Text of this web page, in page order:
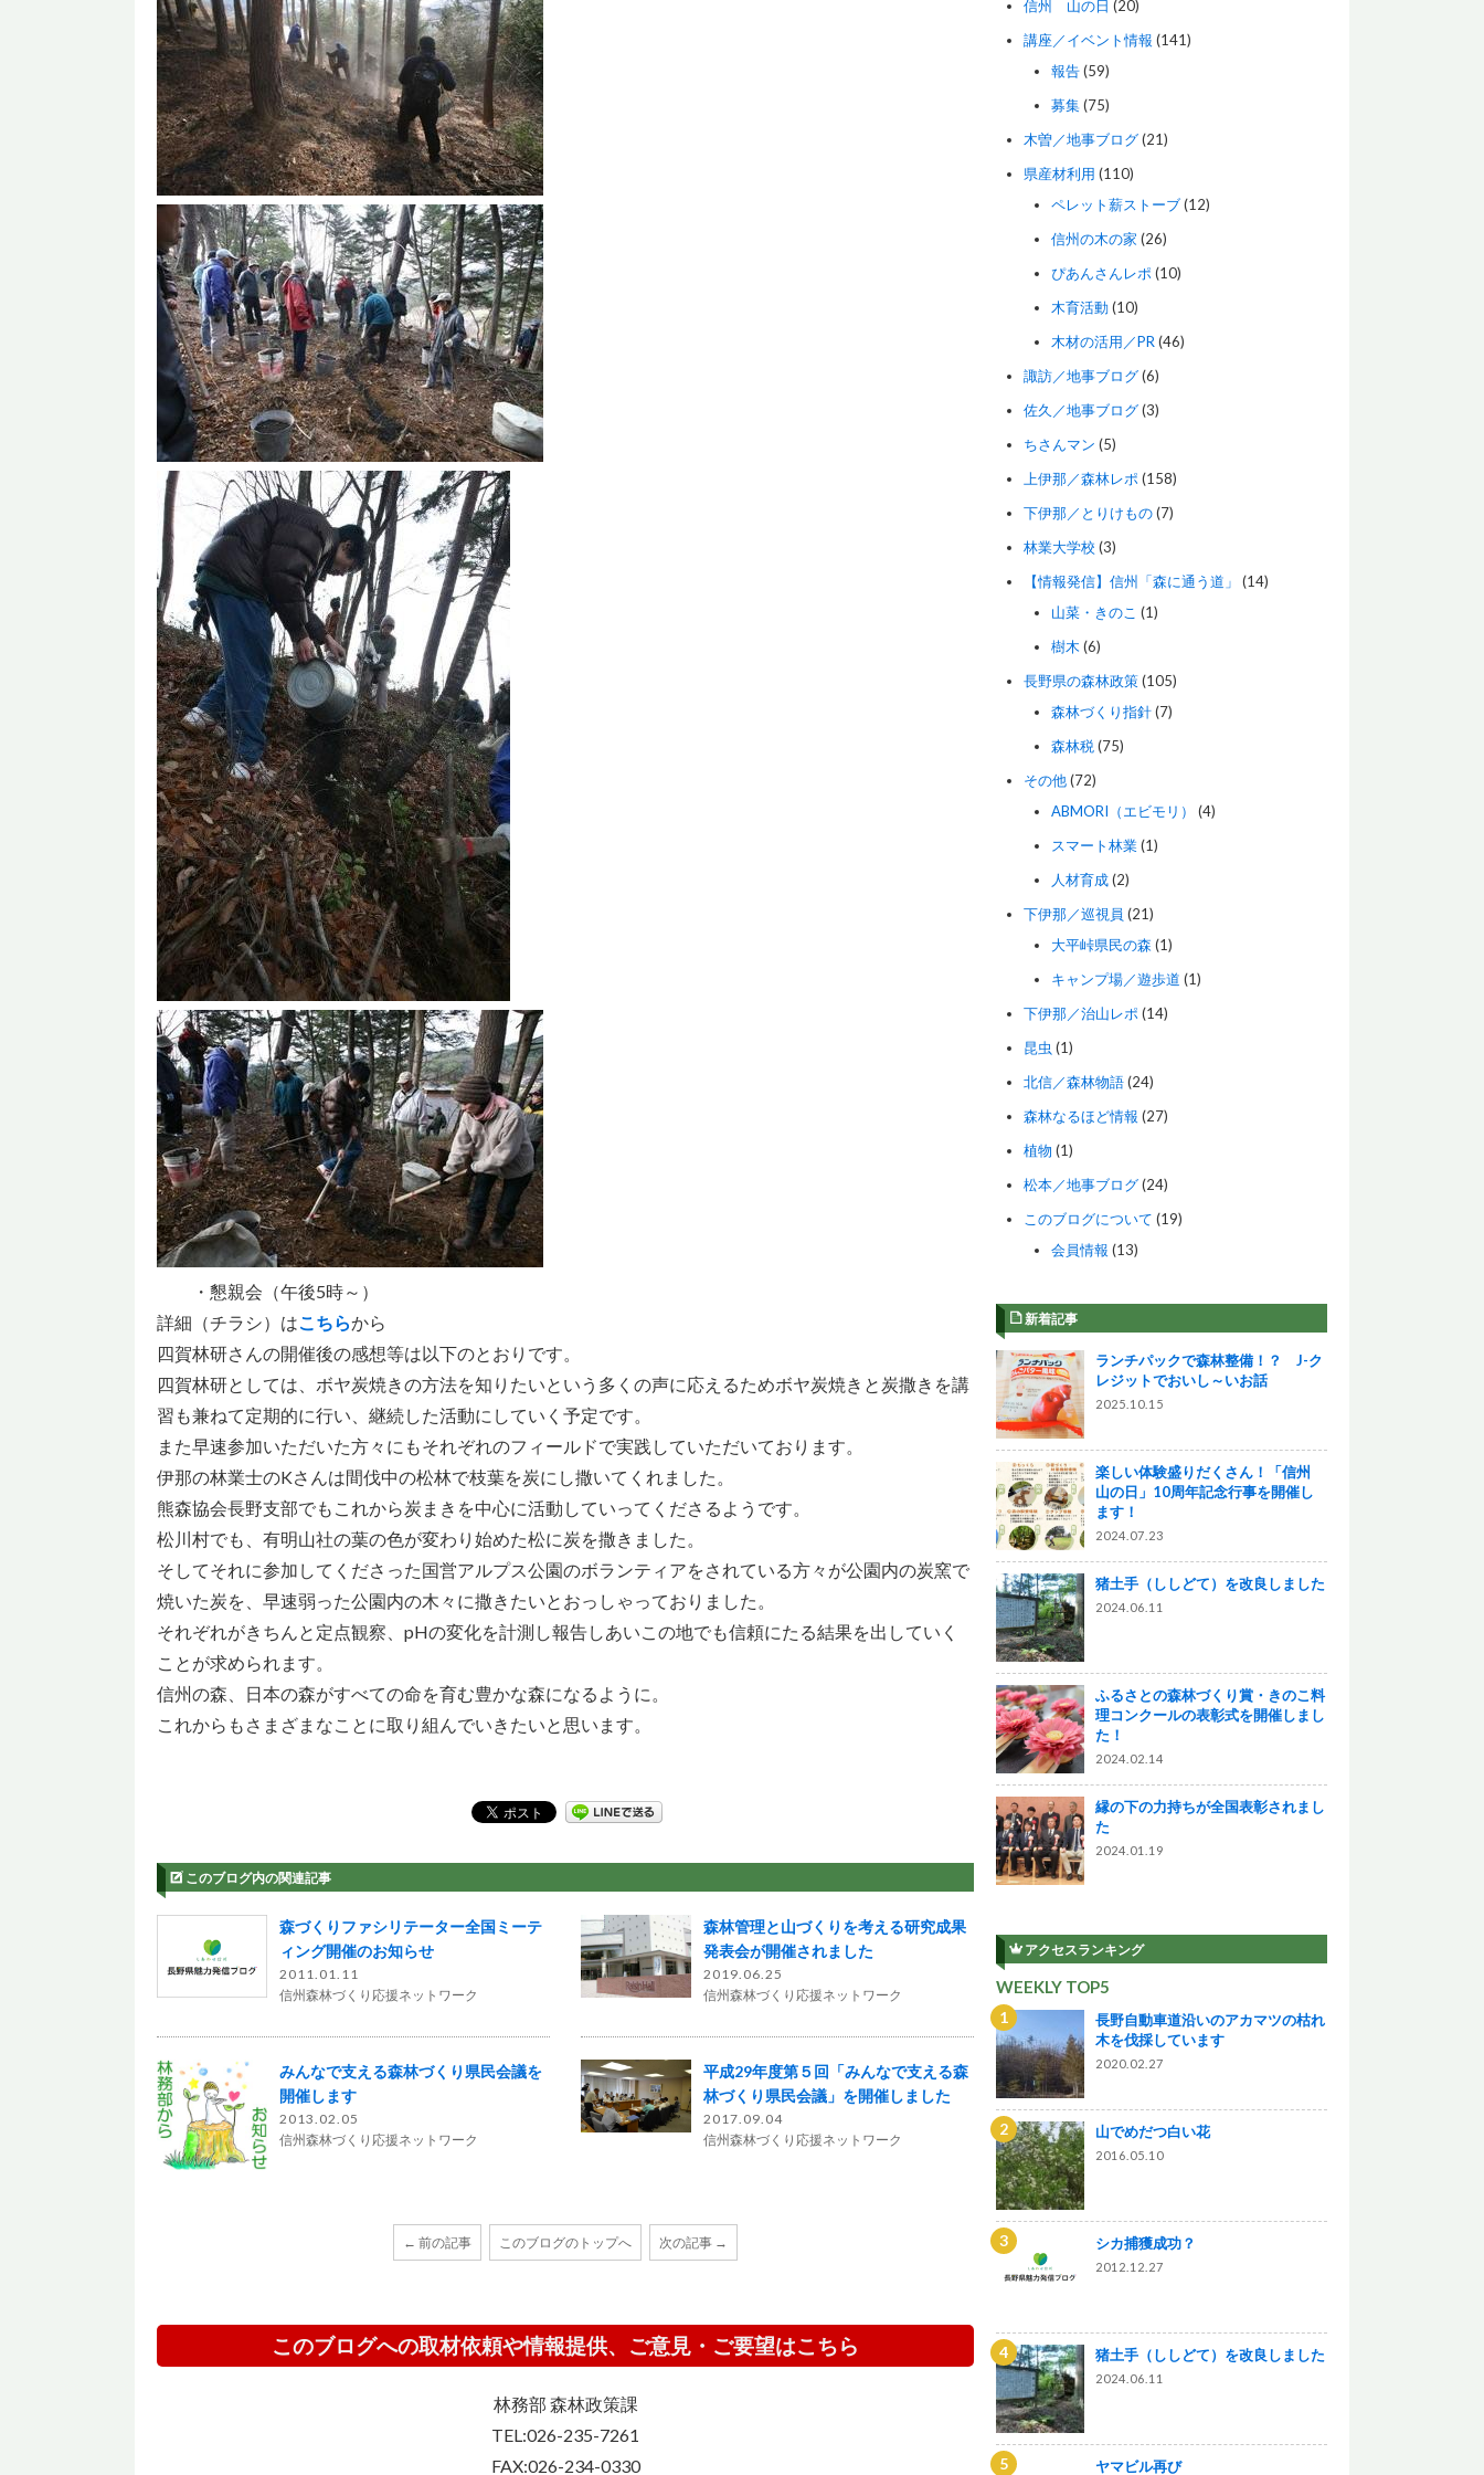
・懇親会（午後5時～）
詳細（チラシ）はこちらから
四賀林研さんの開催後の感想等は以下のとおりです。
四賀林研としては、ボヤ炭焼きの方法を知りたいという多くの声に応えるためボヤ炭焼きと炭撒きを講
習も兼ねて定期的に行い、継続した活動にしていく予定です。
また早速参加いただいた方々にもそれぞれのフィールドで実践していただいております。
伊那の林業士のKさんは間伐中の松林で枝葉を炭にし撒いてくれました。
熊森協会長野支部でもこれから炭まきを中心に活動していってくださるようです。
松川村でも、有明山社の葉の色が変わり始めた松に炭を撒きました。
そしてそれに参加してくださった国営アルプス公園のボランティアをされている方々が公園内の炭窯で
焼いた炭を、早速弱った公園内の木々に撒きたいとおっしゃっておりました。
それぞれがきちんと定点観察、pHの変化を計測し報告しあいこの地でも信頼にたる結果を出していく
ことが求められます。
信州の森、日本の森がすべての命を育む豊かな森になるように。
これからもさまざまなことに取り組んでいきたいと思います。
このブログ内の関連記事
森づくりファシリテーター全国ミーテ
ィング開催のお知らせ
2011.01.11
信州森林づくり応援ネットワーク
森林管理と山づくりを考える研究成果
発表会が開催されました
2019.06.25
信州森林づくり応援ネットワーク
みんなで支える森林づくり県民会議を
開催します
2013.02.05
信州森林づくり応援ネットワーク
平成29年度第５回「みんなで支える森
林づくり県民会議」を開催しました
2017.09.04
信州森林づくり応援ネットワーク
← 前の記事 このブログのトップへ 次の記事 →
このブログへの取材依頼や情報提供、ご意見・ご要望はこちら
林務部 森林政策課
TEL:026-235-7261
FAX:026-234-0330
信州 山の日 (20)
講座／イベント情報 (141)
報告(59)
募集(75)
木曽／地事ブログ(21)
県産材利用 (110)
ペレット薪ストーブ(12)
信州の木の家 (26)
ぴあんさんレポ (10)
木育活動(10)
木材の活用／PR (46)
諏訪／地事ブログ(6)
佐久／地事ブログ(3)
ちさんマン (5)
上伊那／森林レポ (158)
下伊那／とりけもの(7)
林業大学校 (3)
【情報発信】信州「森に通う道」
(14)
山菜・きのこ (1)
樹木 (6)
長野県の森林政策(105)
森林づくり指針(7)
森林税 (75)
その他(72)
ABMORI（エビモリ）
(4)
スマート林業(1)
人材育成(2)
下伊那／巡視員 (21)
大平峠県民の森 (1)
キャンプ場／遊歩道 (1)
下伊那／治山レポ (14)
昆虫 (1)
北信／森林物語(24)
森林なるほど情報 (27)
植物 (1)
松本／地事ブログ(24)
このブログについて (19)
会員情報 (13)
新着記事
ランチパックで森林整備！？ J-ク
レジットでおいし～いお話
2025.10.15
楽しい体験盛りだくさん！「信州
山の日」10周年記念行事を開催し
ます！
2024.07.23
猪土手（ししどて）を改良しました
2024.06.11
ふるさとの森林づくり賞・きのこ料
理コンクールの表彰式を開催しまし
た！
2024.02.14
縁の下の力持ちが全国表彰されまし
た
2024.01.19
アクセスランキング
WEEKLY TOP5
長野自動車道沿いのアカマツの枯れ
木を伐採しています
2020.02.27
山でめだつ白い花
2016.05.10
シカ捕獲成功？
2012.12.27
猪土手（ししどて）を改良しました
2024.06.11
ヤマビル再び